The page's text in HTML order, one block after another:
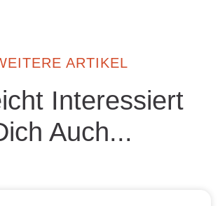
ARTIKEL
Interessiert
Auch...